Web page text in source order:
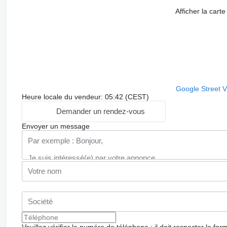
Afficher la carte
Google Street
Heure locale du vendeur: 05:42 (CEST)
Demander un rendez-vous
Envoyer un message